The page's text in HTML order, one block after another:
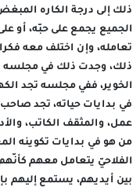
ذلك إلى درجة الكاره المبغض
الجميع يجمع على حبّه، أو
تعامله، وإن اختلف معه
ذلك، وجدت ذلك في مجلسه
الخوير، ففي مجلسه تجد
في بدايات حياته، تجد
عمل، والمثقف الكاتب،
من هو في بدايات تكوينه
الفلاحيّ يتعامل معهم
بين أيديهم، يستمع إليهم